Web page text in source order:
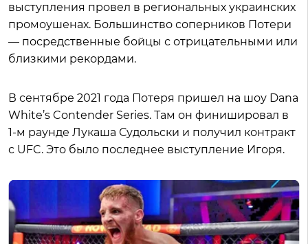
выступления провел в региональных украинских
промоушенах. Большинство соперников Потери
— посредственные бойцы с отрицательными или
близкими рекордами.
В сентябре 2021 года Потеря пришел на шоу Dana
White’s Contender Series. Там он финишировал в
1-м раунде Лукаша Судольски и получил контракт
с UFC. Это было последнее выступление Игоря.